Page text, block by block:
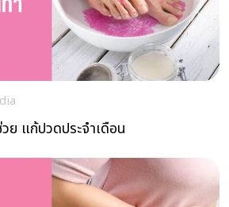
ย แก้ปวดประจำเดือน